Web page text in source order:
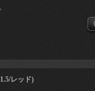
レッド)